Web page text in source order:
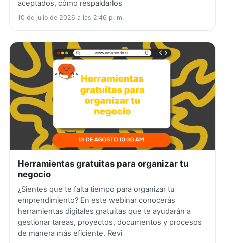
aceptados, cómo respaldarlos
10 de julio de 2026 a las 2:46 p. m.
Herramientas gratuitas para organizar tu
negocio
¿Sientes que te falta tiempo para organizar tu
emprendimiento? En este webinar conocerás
herramientas digitales gratuitas que te ayudarán a
gestionar tareas, proyectos, documentos y procesos
de manera más eficiente. Revi